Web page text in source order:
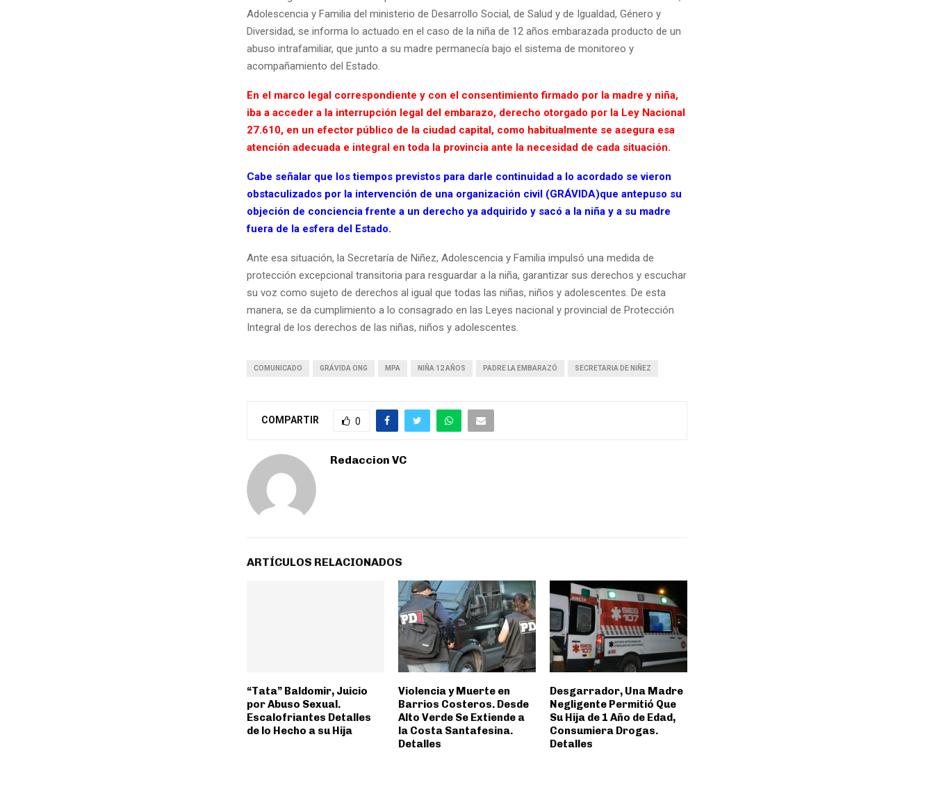
Adolescencia y Familia del ministerio de Desarrollo Social, de Salud y de Igualdad, Género y
Diversidad, se informa lo actuado en el caso de la niña de 12 años embarazada producto de un
abuso intrafamiliar, que junto a su madre permanecía bajo el sistema de monitoreo y
acompañamiento del Estado.
En el marco legal correspondiente y con el consentimiento firmado por la madre y niña,
iba a acceder a la interrupción legal del embarazo, derecho otorgado por la Ley Nacional
27.610, en un efector público de la ciudad capital, como habitualmente se asegura esa
atención adecuada e integral en toda la provincia ante la necesidad de cada situación.
Cabe señalar que los tiempos previstos para darle continuidad a lo acordado se vieron
obstaculizados por la intervención de una organización civil (GRÁVIDA)que antepuso su
objeción de conciencia frente a un derecho ya adquirido y sacó a la niña y a su madre
fuera de la esfera del Estado.
Ante esa situación, la Secretaría de Niñez, Adolescencia y Familia impulsó una medida de
protección excepcional transitoria para resguardar a la niña, garantizar sus derechos y escuchar
su voz como sujeto de derechos al igual que todas las niñas, niños y adolescentes. De esta
manera, se da cumplimiento a lo consagrado en las Leyes nacional y provincial de Protección
Integral de los derechos de las niñas, niños y adolescentes.
COMUNICADO GRÁVIDA ONG MPA NIÑA 12 AÑOS PADRE LA EMBARAZÓ SECRETARIA DE NIÑEZ
COMPARTIR 0
Redaccion VC
ARTÍCULOS RELACIONADOS
“Tata” Baldomir, Juicio
por Abuso Sexual.
Escalofriantes Detalles
de lo Hecho a su Hija
Violencia y Muerte en
Barrios Costeros. Desde
Alto Verde Se Extiende a
la Costa Santafesina.
Detalles
Desgarrador, Una Madre
Negligente Permitió Que
Su Hija de 1 Año de Edad,
Consumiera Drogas.
Detalles